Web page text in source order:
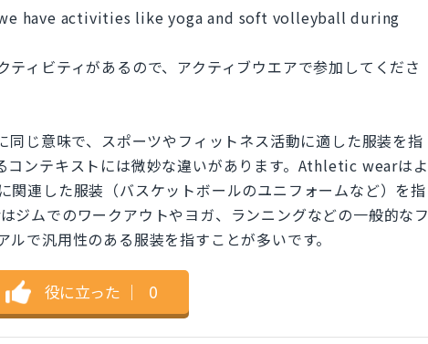
have activities like yoga and soft volleyball during
ィビティがあるので、アクティブウエアで参加してくださ
じ意味で、スポーツやフィットネス活動に適した服装を指
コンテキストには微妙な違いがあります。Athletic wearはよ
関連した服装（バスケットボールのユニフォームなど）を指
ジムでのワークアウトやヨガ、ランニングなどの一般的なフ
で汎用性のある服装を指すことが多いです。
役に立った ｜ 0